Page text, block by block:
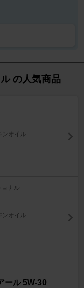
の人気商品
ンオイル
ョナル
ンオイル
ール 5W-30